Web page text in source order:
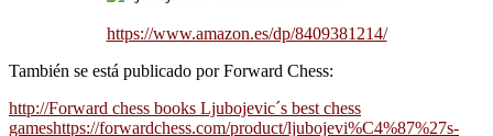
https://www.amazon.es/dp/8409381214/
También se está publicado por Forward Chess:
http://Forward chess books Ljubojevic´s best chess
gameshttps://forwardchess.com/product/ljubojevi%C4%87%27s-